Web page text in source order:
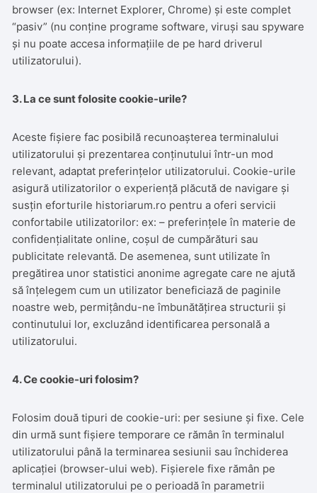
browser (ex: Internet Explorer, Chrome) și este complet
“pasiv” (nu conține programe software, viruși sau spyware
și nu poate accesa informațiile de pe hard driverul
utilizatorului).
3. La ce sunt folosite cookie-urile?
Aceste fișiere fac posibilă recunoașterea terminalului
utilizatorului și prezentarea conținutului într-un mod
relevant, adaptat preferințelor utilizatorului. Cookie-urile
asigură utilizatorilor o experiență plăcută de navigare și
susțin eforturile historiarum.ro pentru a oferi servicii
confortabile utilizatorilor: ex: – preferințele în materie de
confidențialitate online, coșul de cumpărături sau
publicitate relevantă. De asemenea, sunt utilizate în
pregătirea unor statistici anonime agregate care ne ajută
să înțelegem cum un utilizator beneficiază de paginile
noastre web, permițându-ne îmbunătățirea structurii și
continutului lor, excluzând identificarea personală a
utilizatorului.
4. Ce cookie-uri folosim?
Folosim două tipuri de cookie-uri: per sesiune și fixe. Cele
din urmă sunt fișiere temporare ce rămân în terminalul
utilizatorului până la terminarea sesiunii sau închiderea
aplicației (browser-ului web). Fișierele fixe rămân pe
terminalul utilizatorului pe o perioadă în parametrii